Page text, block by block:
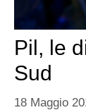
Pil, le
Sud
18 Maggio